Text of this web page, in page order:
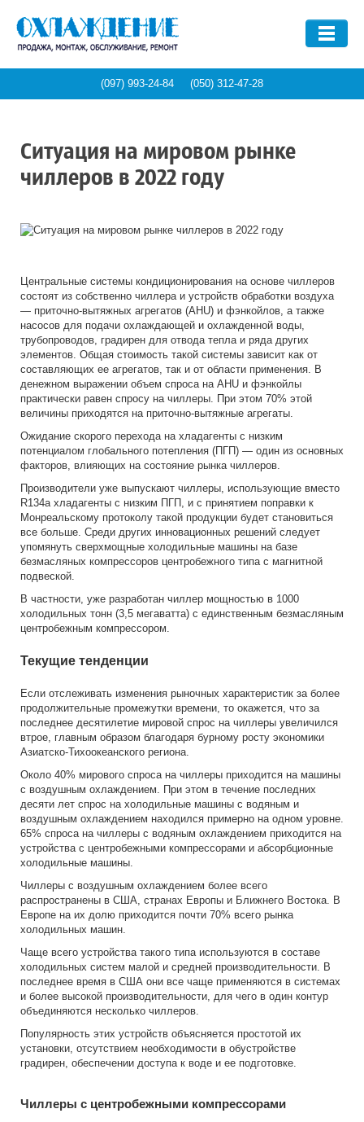
(097) 993-24-84 (050) 312-47-28
ПРОИЗВОДИТЕЛЬ
Aquatech
BlueBox
Climaveneta
Daikin
MTA
Thermocold
СТРАНА ПРОИЗВОДСТВА
США
Турция
ТИП ЧИЛЛЕРА
Воздушный
Компактный
ЦЕЛЬ ПРИМЕНЕНИЯ
Охлаждение воды
Термопластавтоматы
Системы кондиционирования
Ледовые арены
Станки
Химическая отрасль
Хлебобулочная пром...
Пиво
Соки и напитки
Масло
Сусла
НАШИ УСЛУГИ
Обслуживание чиллеров
Монтаж и настройка чиллера
Ремонт чиллеров
Лизинг оборудования
О нас
Контакты
Ситуация на мировом рынке
чиллеров в 2022 году
Центральные системы кондиционирования на основе чиллеров
состоят из собственно чиллера и устройств обработки воздуха
— приточно-вытяжных агрегатов (AHU) и фэнкойлов, а также
насосов для подачи охлаждающей и охлажденной воды,
трубопроводов, градирен для отвода тепла и ряда других
элементов. Общая стоимость такой системы зависит как от
составляющих ее агрегатов, так и от области применения. В
денежном выражении объем спроса на AHU и фэнкойлы
практически равен спросу на чиллеры. При этом 70% этой
величины приходятся на приточно-вытяжные агрегаты.
Ожидание скорого перехода на хладагенты с низким
потенциалом глобального потепления (ПГП) — один из основных
факторов, влияющих на состояние рынка чиллеров.
Производители уже выпускают чиллеры, использующие вместо
R134a хладагенты с низким ПГП, и с принятием поправки к
Монреальскому протоколу такой продукции будет становиться
все больше. Среди других инновационных решений следует
упомянуть сверхмощные холодильные машины на базе
безмасляных компрессоров центробежного типа с магнитной
подвеской.
В частности, уже разработан чиллер мощностью в 1000
холодильных тонн (3,5 мегаватта) с единственным безмасляным
центробежным компрессором.
Текущие тенденции
Если отслеживать изменения рыночных характеристик за более
продолжительные промежутки времени, то окажется, что за
последнее десятилетие мировой спрос на чиллеры увеличился
втрое, главным образом благодаря бурному росту экономики
Азиатско-Тихоокеанского региона.
Около 40% мирового спроса на чиллеры приходится на машины
с воздушным охлаждением. При этом в течение последних
десяти лет спрос на холодильные машины с водяным и
воздушным охлаждением находился примерно на одном уровне.
65% спроса на чиллеры с водяным охлаждением приходится на
устройства с центробежными компрессорами и абсорбционные
холодильные машины.
Чиллеры с воздушным охлаждением более всего
распространены в США, странах Европы и Ближнего Востока. В
Европе на их долю приходится почти 70% всего рынка
холодильных машин.
Чаще всего устройства такого типа используются в составе
холодильных систем малой и средней производительности. В
последнее время в США они все чаще применяются в системах
и более высокой производительности, для чего в один контур
объединяются несколько чиллеров.
Популярность этих устройств объясняется простотой их
установки, отсутствием необходимости в обустройстве
градирен, обеспечении доступа к воде и ее подготовке.
Чиллеры с центробежными компрессорами